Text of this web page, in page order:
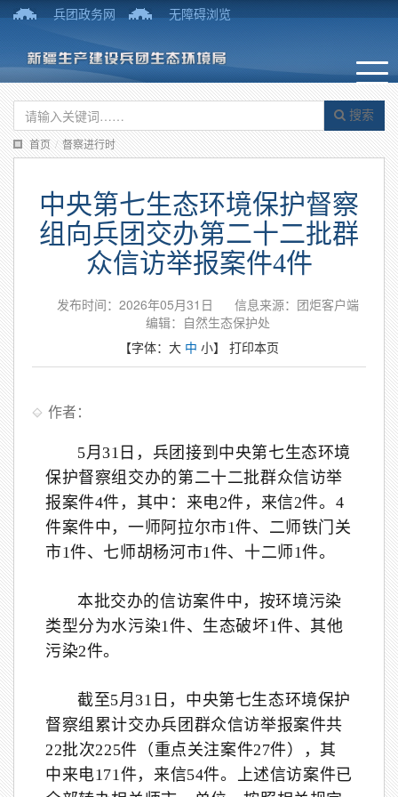
兵团政务网 无障碍浏览
搜索
首页 / 督察进行时
中央第七生态环境保护督察
组向兵团交办第二十二批群
众信访举报案件4件
发布时间：2026年05月31日
信息来源：团炬客户端
编辑：自然生态保护处
【字体： 大 中 小】 打印本页
作者：
5月31日，兵团接到中央第七生态环境
保护督察组交办的第二十二批群众信访举
报案件4件，其中：来电2件，来信2件。4
件案件中，一师阿拉尔市1件、二师铁门关
市1件、七师胡杨河市1件、十二师1件。
本批交办的信访案件中，按环境污染
类型分为水污染1件、生态破坏1件、其他
污染2件。
截至5月31日，中央第七生态环境保护
督察组累计交办兵团群众信访举报案件共
22批次225件（重点关注案件27件），其
中来电171件，来信54件。上述信访案件已